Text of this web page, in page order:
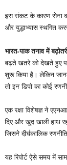
इस संकट के कारण सेना को
और युद्धाभ्यास स्थगित
भारत-पाक तनाव में
बढ़ते खतरे को देखते हुए
शुरू किया है। लेकिन
तो इन डिपो का कोई
एक रक्षा विशेषज्ञ ने
दिए और खुद खाली हाथ
जिसने दीर्घकालिक
यह रिपोर्ट ऐसे समय में